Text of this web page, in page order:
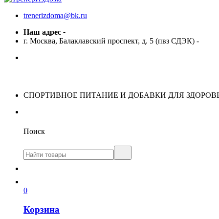
trenerizdoma@bk.ru
Наш адрес -
г. Москва, Балаклавский проспект, д. 5 (пвз СДЭК) -
СПОРТИВНОЕ ПИТАНИЕ И ДОБАВКИ ДЛЯ
Поиск
0
Корзина